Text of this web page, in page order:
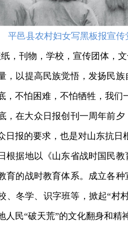
平邑县农村妇女写黑板报宣传
刊物，学校，宣传团体，文
，以提高民族觉悟，发扬民
，不怕困难，不怕牺牲，我们
在大众日报创刊一周年前夕
日报的要求，也是对山东抗日
据地以《山东省战时国民教
育的战时教育体系。成立各
、冬学、识字班等，掀起“村
人民“破天荒”的文化翻身和精